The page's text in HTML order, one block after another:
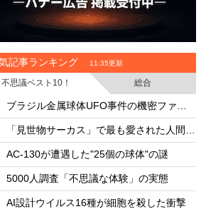
記事ランキング 11:35更新
不思議ベスト10！
総合
・
・
・
AC-130が遭遇した"25個の球体"の謎
・
5000人調査「不思議な体験」の実態
・
AI設計ウイルス16種が細胞を殺した衝撃